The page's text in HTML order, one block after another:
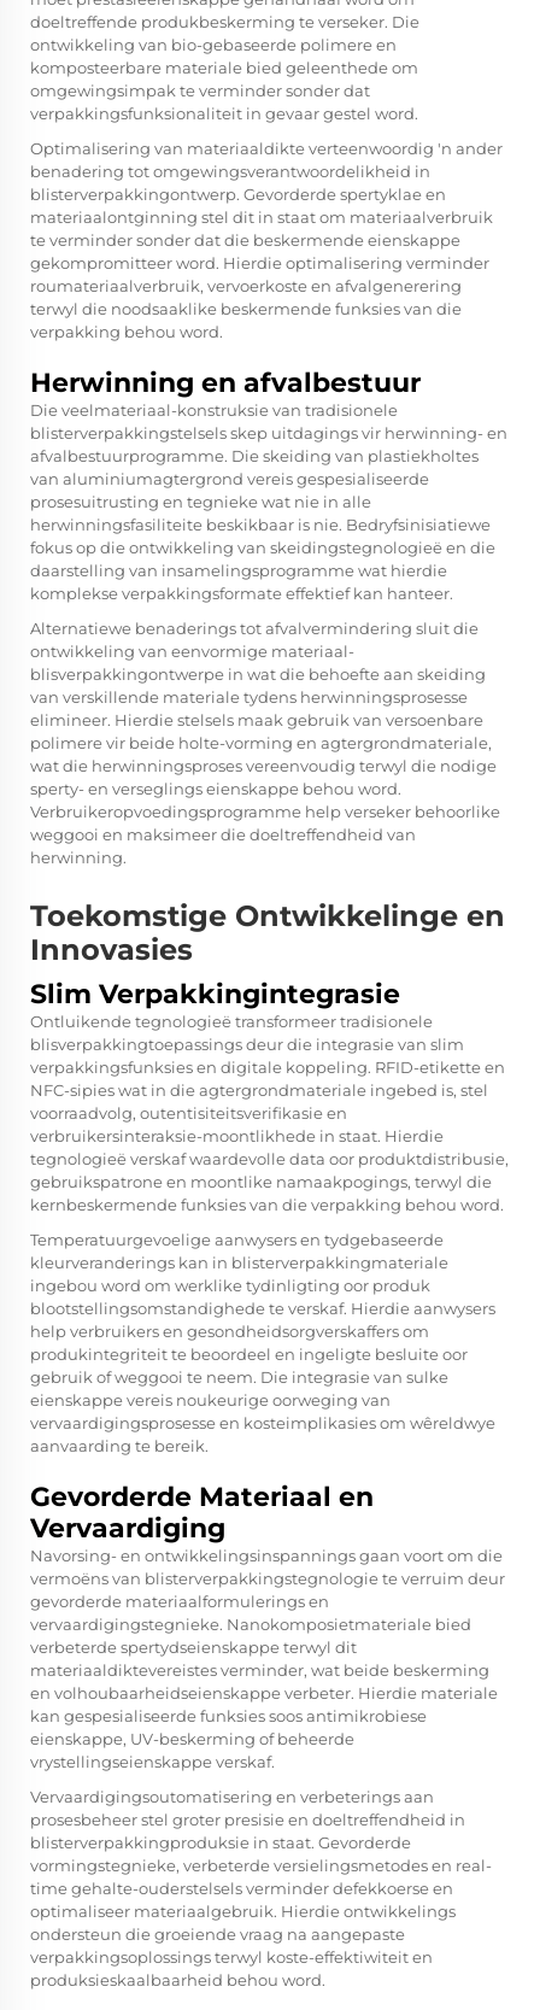
doeltreffende produkbeskerming te verseker. Die
ontwikkeling van bio-gebaseerde polimere en
komposteerbare materiale bied geleenthede om
omgewingsimpak te verminder sonder dat
verpakkingsfunksionaliteit in gevaar gestel word.
Optimalisering van materiaaldikte verteenwoordig 'n ander
benadering tot omgewingsverantwoordelikheid in
blisterverpakkingontwerp. Gevorderde spertyklae en
materiaalontginning stel dit in staat om materiaalverbruik
te verminder sonder dat die beskermende eienskappe
gekompromitteer word. Hierdie optimalisering verminder
roumateriaalverbruik, vervoerkoste en afvalgenerering
terwyl die noodsaaklike beskermende funksies van die
verpakking behou word.
Herwinning en afvalbestuur
Die veelmateriaal-konstruksie van tradisionele
blisterverpakkingstelsels skep uitdagings vir herwinning- en
afvalbestuurprogramme. Die skeiding van plastiekholtes
van aluminiumagtergrond vereis gespesialiseerde
prosesuitrusting en tegnieke wat nie in alle
herwinningsfasiliteite beskikbaar is nie. Bedryfsinisiatiewe
fokus op die ontwikkeling van skeidingstegnologieë en die
daarstelling van insamelingsprogramme wat hierdie
komplekse verpakkingsformate effektief kan hanteer.
Alternatiewe benaderings tot afvalvermindering sluit die
ontwikkeling van eenvormige materiaal-
blisverpakkingontwerpe in wat die behoefte aan skeiding
van verskillende materiale tydens herwinningsprosesse
elimineer. Hierdie stelsels maak gebruik van versoenbare
polimere vir beide holte-vorming en agtergrondmateriale,
wat die herwinningsproses vereenvoudig terwyl die nodige
sperty- en verseglings eienskappe behou word.
Verbruikeropvoedingsprogramme help verseker behoorlike
weggooi en maksimeer die doeltreffendheid van
herwinning.
Toekomstige Ontwikkelinge en
Innovasies
Slim Verpakkingintegrasie
Ontluikende tegnologieë transformeer tradisionele
blisverpakkingtoepassings deur die integrasie van slim
verpakkingsfunksies en digitale koppeling. RFID-etikette en
NFC-sipies wat in die agtergrondmateriale ingebed is, stel
voorraadvolg, outentisiteitsverifikasie en
verbruikersinteraksie-moontlikhede in staat. Hierdie
tegnologieë verskaf waardevolle data oor produktdistribusie,
gebruikspatrone en moontlike namaakpogings, terwyl die
kernbeskermende funksies van die verpakking behou word.
Temperatuurgevoelige aanwysers en tydgebaseerde
kleurveranderings kan in blisterverpakkingmateriale
ingebou word om werklike tydinligting oor produk
blootstellingsomstandighede te verskaf. Hierdie aanwysers
help verbruikers en gesondheidsorgverskaffers om
produkintegriteit te beoordeel en ingeligte besluite oor
gebruik of weggooi te neem. Die integrasie van sulke
eienskappe vereis noukeurige oorweging van
vervaardigingsprosesse en kosteimplikasies om wêreldwye
aanvaarding te bereik.
Gevorderde Materiaal en
Vervaardiging
Navorsing- en ontwikkelingsinspannings gaan voort om die
vermoëns van blisterverpakkingstegnologie te verruim deur
gevorderde materiaalformulerings en
vervaardigingstegnieke. Nanokomposietmateriale bied
verbeterde spertydseienskappe terwyl dit
materiaaldiktevereistes verminder, wat beide beskerming
en volhoubaarheidseienskappe verbeter. Hierdie materiale
kan gespesialiseerde funksies soos antimikrobiese
eienskappe, UV-beskerming of beheerde
vrystellingseienskappe verskaf.
Vervaardigingsoutomatisering en verbeterings aan
prosesbeheer stel groter presisie en doeltreffendheid in
blisterverpakkingproduksie in staat. Gevorderde
vormingstegnieke, verbeterde versielingsmetodes en real-
time gehalte-ouderstelsels verminder defekkoerse en
optimaliseer materiaalgebruik. Hierdie ontwikkelings
ondersteun die groeiende vraag na aangepaste
verpakkingsoplossings terwyl koste-effektiwiteit en
produksieskaalbaarheid behou word.